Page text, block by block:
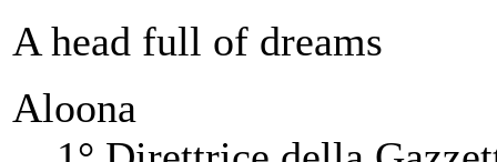
A head full of dreams
Aloona